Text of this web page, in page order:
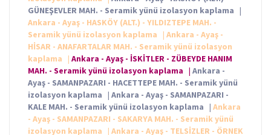
GÜNEŞEVLER MAH. - Seramik yünü izolasyon kaplama |
Ankara - Ayaş - HASKÖY (ALT.) - YILDIZTEPE MAH. -
Seramik yünü izolasyon kaplama
| Ankara - Ayaş -
HİSAR - ANAFARTALAR MAH. - Seramik yünü izolasyon
kaplama
| Ankara - Ayaş - İSKİTLER - ZÜBEYDE HANIM
MAH. - Seramik yünü izolasyon kaplama | Ankara -
Ayaş - SAMANPAZARI - HACETTEPE MAH. - Seramik yünü
izolasyon kaplama | Ankara - Ayaş - SAMANPAZARI -
KALE MAH. - Seramik yünü izolasyon kaplama | Ankara
- Ayaş - SAMANPAZARI - SAKARYA MAH. - Seramik yünü
izolasyon kaplama
| Ankara - Ayaş - TELSİZLER - ÖRNEK